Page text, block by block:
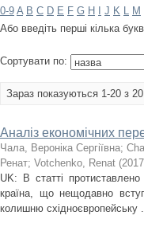
0-9 A B C D E F G H J K L M
Або введіть перші кілька
Сортувати по:
Зараз показуються 1-20 з 20
Аналіз економічних
Чала, Вероніка Сергіївна;
Ренат; Votchenko, Renat (
UK: В статті
країна, що нещодавно
колишню східноєвропейську